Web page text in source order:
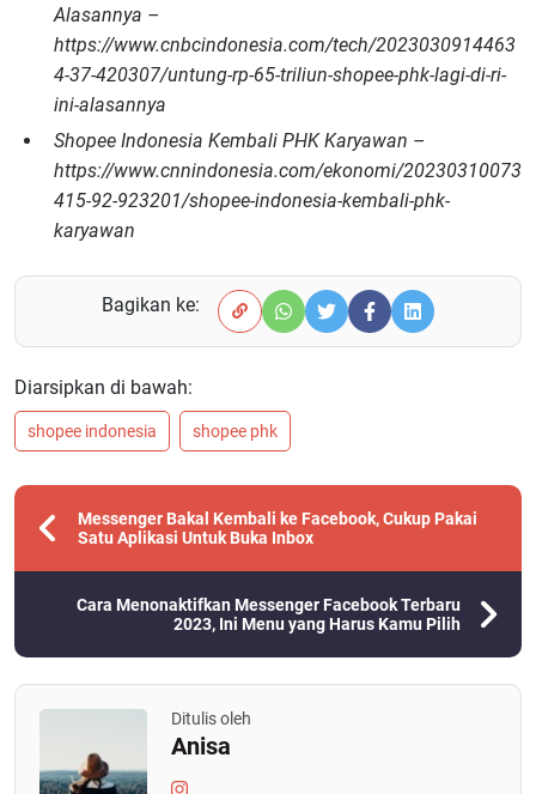
Alasannya –
https://www.cnbcindonesia.com/tech/2023030914463
4-37-420307/untung-rp-65-triliun-shopee-phk-lagi-di-ri-
ini-alasannya
Shopee Indonesia Kembali PHK Karyawan –
https://www.cnnindonesia.com/ekonomi/20230310073
415-92-923201/shopee-indonesia-kembali-phk-
karyawan
Bagikan ke:
Diarsipkan di bawah:
shopee indonesia shopee phk
Messenger Bakal Kembali ke Facebook, Cukup Pakai
Satu Aplikasi Untuk Buka Inbox
Cara Menonaktifkan Messenger Facebook Terbaru
2023, Ini Menu yang Harus Kamu Pilih
Ditulis oleh
Anisa